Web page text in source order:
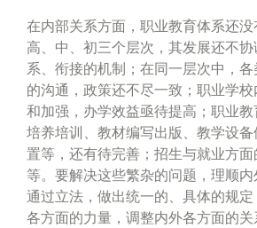
在内部关系方面，职业教育体系还
高、中、初三个层次，其发展还不
系、衔接的机制；在同一层次中，
的沟通，政策还不尽一致；职业学
和加强，办学效益亟待提高；职业
培养培训、教材编写出版、教学设
置等，还有待完善；招生与就业方
等。要解决这些繁杂的问题，理顺
通过立法，做出统一的、具体的规
各方面的力量，调整内外各方面的